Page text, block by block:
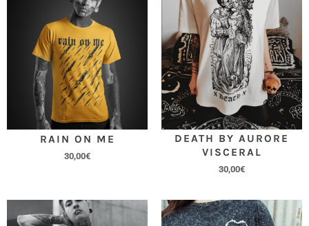
RAIN ON ME
30,00€
DEATH BY AURORE
VISCERAL
30,00€